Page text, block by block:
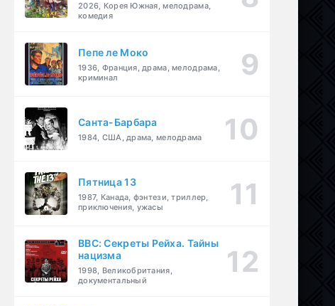
2026, Корея Южная, мелодрама,
комедия
Пепе ле Моко
1936, Франция, драма, мелодрама,
криминал
Санта-Барбара
1984, США, драма, мелодрама
Пятница 13
1987, Канада, фэнтези, триллер,
приключения, ужасы
BBC: Секреты Рейха. Тайны
нацизма
1998, Великобритания,
документальный